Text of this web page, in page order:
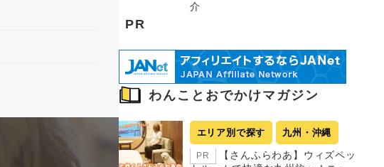
介
PR
わんことおでかけマガジン
エリア別で探す 九州・沖縄
PR
【さんふらわあ】ウィズペッ